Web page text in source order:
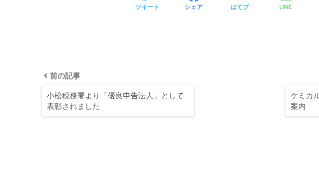
ツイート シェア はてブ LINE
前の記事
小松税務署より「優良申告法人」として
表彰されました
ケミカ
案内